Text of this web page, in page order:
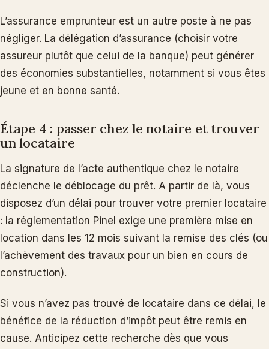
L’assurance emprunteur est un autre poste à ne pas
négliger. La délégation d’assurance (choisir votre
assureur plutôt que celui de la banque) peut générer
des économies substantielles, notamment si vous êtes
jeune et en bonne santé.
Étape 4 : passer chez le notaire et trouver
un locataire
La signature de l’acte authentique chez le notaire
déclenche le déblocage du prêt. A partir de là, vous
disposez d’un délai pour trouver votre premier locataire
: la réglementation Pinel exige une première mise en
location dans les 12 mois suivant la remise des clés (ou
l’achèvement des travaux pour un bien en cours de
construction).
Si vous n’avez pas trouvé de locataire dans ce délai, le
bénéfice de la réduction d’impôt peut être remis en
cause. Anticipez cette recherche dès que vous